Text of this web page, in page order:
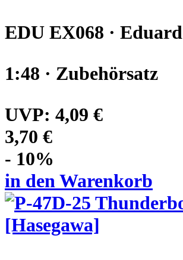
EDU EX068 · Eduard
1:48 · Zubehörsatz
UVP: 4,09 €
3,70 €
- 10%
in den Warenkorb